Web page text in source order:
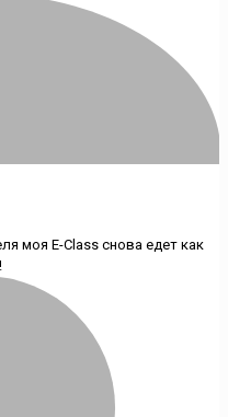
моя E-Class снова едет как